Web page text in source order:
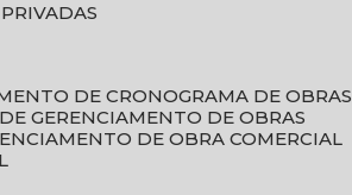
DE CRONOGRAMA DE OBRAS
DE GERENCIAMENTO DE OBRAS
DE OBRA COMERCIAL